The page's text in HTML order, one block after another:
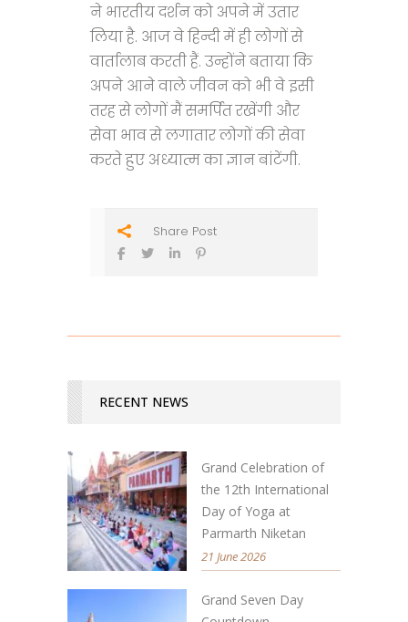
ने भारतीय दर्शन को अपने में उतार
लिया है. आज वे हिन्दी में ही लोगों से
वार्तालाब करती हैं. उन्होंने बताया कि
अपने आने वाले जीवन को भी वे इसी
तरह से लोगों मैं समर्पित रखेंगी और
सेवा भाव से लगातार लोगों की सेवा
करते हुए अध्यात्म का ज्ञान बांटेंगी.
Share Post
RECENT NEWS
Grand Celebration of
the 12th International
Day of Yoga at
Parmarth Niketan
21 June 2026
Grand Seven Day